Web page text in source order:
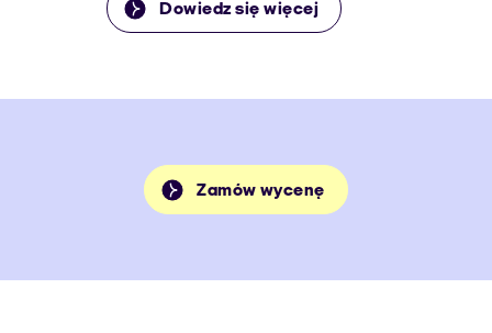
Dowiedz się więcej
Zamów wycenę